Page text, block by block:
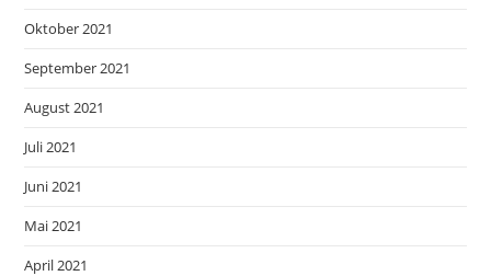
Oktober 2021
September 2021
August 2021
Juli 2021
Juni 2021
Mai 2021
April 2021